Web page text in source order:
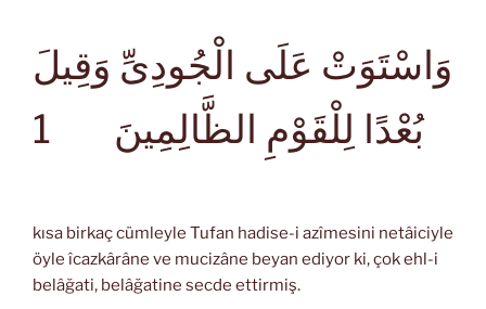
وَاسْتَوَتْ عَلَى الْجُودِىِّ وَقِيلَ
بُعْدًا لِلْقَوْمِ الظَّالِمِينَ
1
kısa birkaç cümleyle Tufan hadise-i azîmesini netâiciyle
öyle îcazkârâne ve mucizâne beyan ediyor ki, çok ehl-i
belâğati, belâğatine secde ettirmiş.